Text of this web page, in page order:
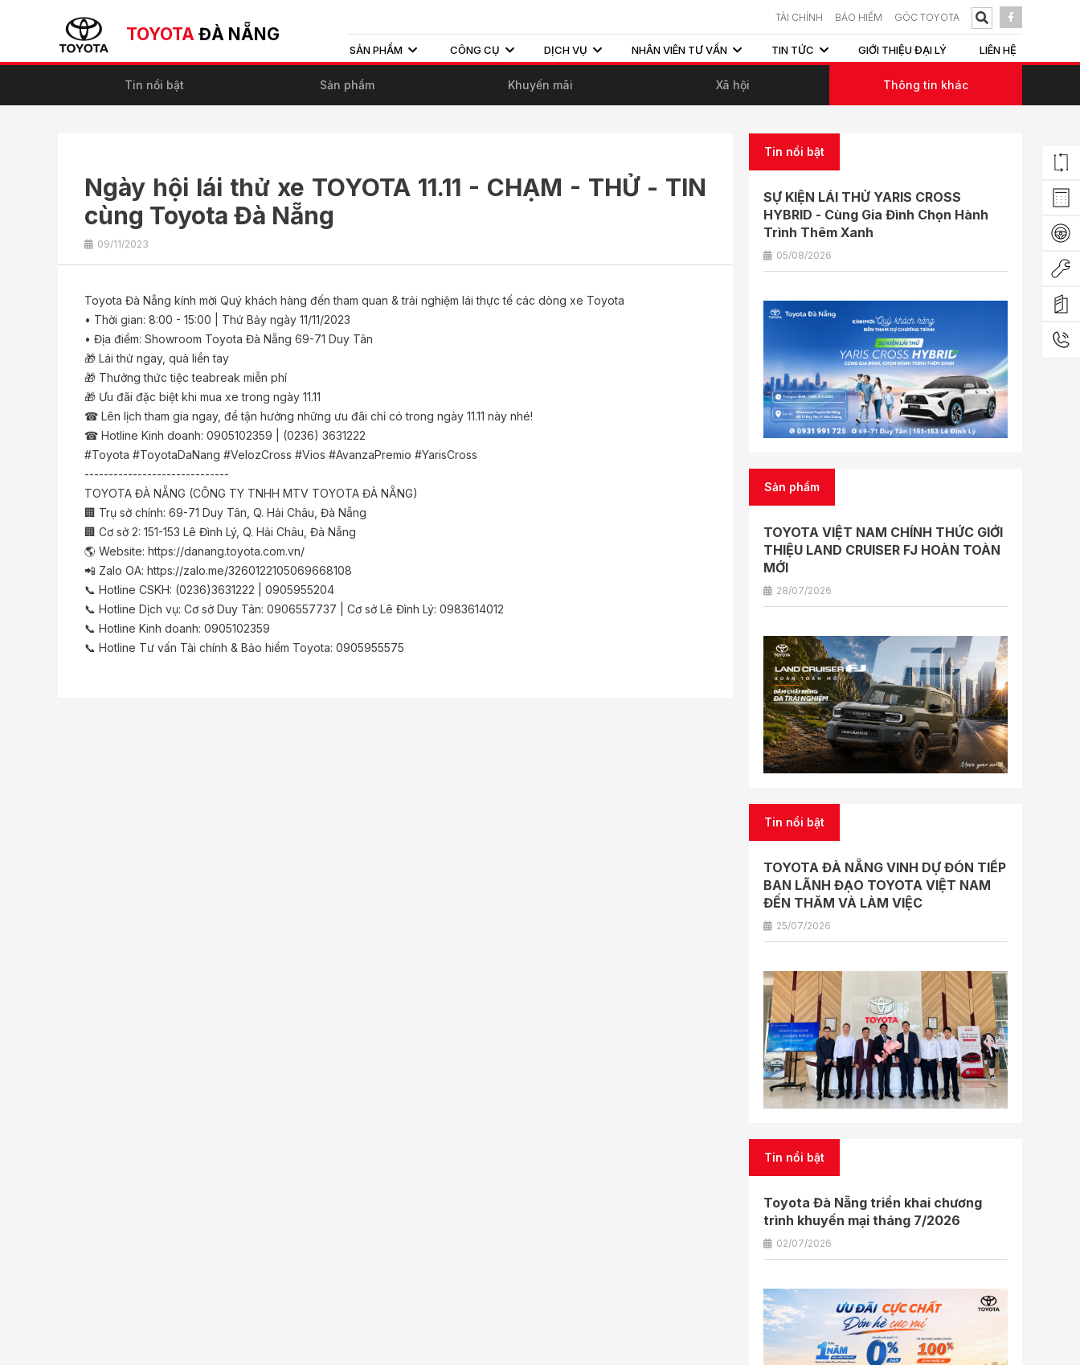
TOYOTA ĐÀ NẴNG
TÀI CHÍNH BẢO HIỂM GÓC TOYOTA
SẢN PHẨM CÔNG CỤ DỊCH VỤ NHÂN VIÊN TƯ VẤN TIN TỨC GIỚI THIỆU ĐẠI LÝ LIÊN HỆ
Tin nổi bật Sản phẩm Khuyến mãi Xã hội Thông tin khác
Ngày hội lái thử xe TOYOTA 11.11 - CHẠM - THỬ - TIN
cùng Toyota Đà Nẵng
09/11/2023
Toyota Đà Nẵng kính mời Quý khách hàng đến tham quan & trải nghiệm lái thực tế các dòng xe Toyota
• Thời gian: 8:00 - 15:00 | Thứ Bảy ngày 11/11/2023
• Địa điểm: Showroom Toyota Đà Nẵng 69-71 Duy Tân
🎁 Lái thử ngay, quà liền tay
🎁 Thưởng thức tiệc teabreak miễn phí
🎁 Ưu đãi đặc biệt khi mua xe trong ngày 11.11
☎ Lên lịch tham gia ngay, để tận hưởng những ưu đãi chỉ có trong ngày 11.11 này nhé!
☎ Hotline Kinh doanh: 0905102359 | (0236) 3631222
#Toyota #ToyotaDaNang #VelozCross #Vios #AvanzaPremio #YarisCross
------------------------------
TOYOTA ĐÀ NẴNG (CÔNG TY TNHH MTV TOYOTA ĐÀ NẴNG)
🏢 Trụ sở chính: 69-71 Duy Tân, Q. Hải Châu, Đà Nẵng
🏢 Cơ sở 2: 151-153 Lê Đình Lý, Q. Hải Châu, Đà Nẵng
🌎 Website: https://danang.toyota.com.vn/
📲 Zalo OA: https://zalo.me/3260122105069668108
📞 Hotline CSKH: (0236)3631222 | 0905955204
📞 Hotline Dịch vụ: Cơ sở Duy Tân: 0906557737 | Cơ sở Lê Đình Lý: 0983614012
📞 Hotline Kinh doanh: 0905102359
📞 Hotline Tư vấn Tài chính & Bảo hiểm Toyota: 0905955575
Tin nổi bật
SỰ KIỆN LÁI THỬ YARIS CROSS
HYBRID - Cùng Gia Đình Chọn Hành
Trình Thêm Xanh
05/08/2026
Sản phẩm
TOYOTA VIỆT NAM CHÍNH THỨC GIỚI
THIỆU LAND CRUISER FJ HOÀN TOÀN
MỚI
28/07/2026
Tin nổi bật
TOYOTA ĐÀ NẴNG VINH DỰ ĐÓN TIẾP
BAN LÃNH ĐẠO TOYOTA VIỆT NAM
ĐẾN THĂM VÀ LÀM VIỆC
25/07/2026
Tin nổi bật
Toyota Đà Nẵng triển khai chương
trình khuyến mại tháng 7/2026
02/07/2026